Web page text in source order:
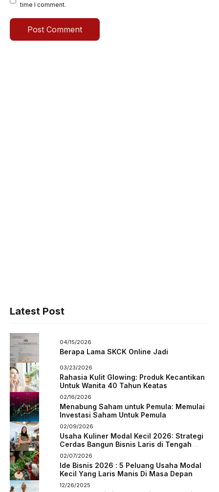
time I comment.
Latest Post
04/15/2026
Berapa Lama SKCK Online Jadi
03/23/2026
Rahasia Kulit Glowing: Produk Kecantikan
Untuk Wanita 40 Tahun Keatas
02/16/2026
Menabung Saham untuk Pemula: Memulai
Investasi Saham Untuk Pemula
02/09/2026
Usaha Kuliner Modal Kecil 2026: Strategi
Cerdas Bangun Bisnis Laris di Tengah
Persaingan
02/07/2026
Ide Bisnis 2026 : 5 Peluang Usaha Modal
Kecil Yang Laris Manis Di Masa Depan
12/26/2025